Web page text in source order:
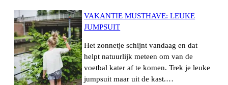
VAKANTIE MUSTHAVE: LEUKE
JUMPSUIT
Het zonnetje schijnt vandaag en dat
helpt natuurlijk meteen om van de
voetbal kater af te komen. Trek je leuke
jumpsuit maar uit de kast.…